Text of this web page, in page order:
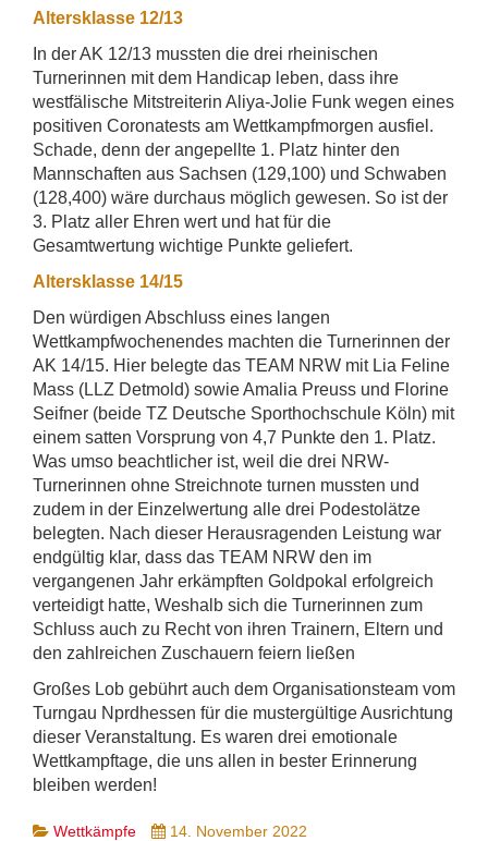
Altersklasse 12/13
In der AK 12/13 mussten die drei rheinischen
Turnerinnen mit dem Handicap leben, dass ihre
westfälische Mitstreiterin Aliya-Jolie Funk wegen eines
positiven Coronatests am Wettkampfmorgen ausfiel.
Schade, denn der angepellte 1. Platz hinter den
Mannschaften aus Sachsen (129,100) und Schwaben
(128,400) wäre durchaus möglich gewesen. So ist der
3. Platz aller Ehren wert und hat für die
Gesamtwertung wichtige Punkte geliefert.
Altersklasse 14/15
Den würdigen Abschluss eines langen
Wettkampfwochenendes machten die Turnerinnen der
AK 14/15. Hier belegte das TEAM NRW mit Lia Feline
Mass (LLZ Detmold) sowie Amalia Preuss und Florine
Seifner (beide TZ Deutsche Sporthochschule Köln) mit
einem satten Vorsprung von 4,7 Punkte den 1. Platz.
Was umso beachtlicher ist, weil die drei NRW-
Turnerinnen ohne Streichnote turnen mussten und
zudem in der Einzelwertung alle drei Podestolätze
belegten. Nach dieser Herausragenden Leistung war
endgültig klar, dass das TEAM NRW den im
vergangenen Jahr erkämpften Goldpokal erfolgreich
verteidigt hatte, Weshalb sich die Turnerinnen zum
Schluss auch zu Recht von ihren Trainern, Eltern und
den zahlreichen Zuschauern feiern ließen
Großes Lob gebührt auch dem Organisationsteam vom
Turngau Nprdhessen für die mustergültige Ausrichtung
dieser Veranstaltung. Es waren drei emotionale
Wettkampftage, die uns allen in bester Erinnerung
bleiben werden!
Wettkämpfe 14. November 2022